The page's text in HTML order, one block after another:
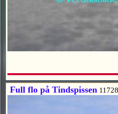
Full flo på Tindspissen